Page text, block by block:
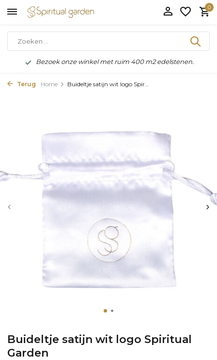
0
Bezoek onze winkel met ruim 400 m2 edelstenen.
Terug Home Buideltje satijn wit logo Spir...
Buideltje satijn wit logo Spiritual
Garden